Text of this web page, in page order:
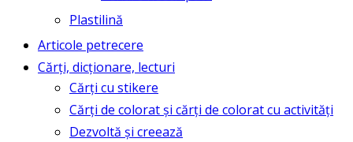
Plastilină
Articole petrecere
Cărți, dicționare, lecturi
Cărți cu stikere
Cărți de colorat și cărți de colorat cu activități
Dezvoltă și creează